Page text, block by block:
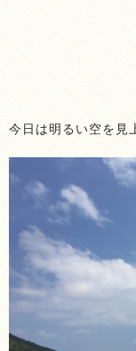
今日は明るい空を見